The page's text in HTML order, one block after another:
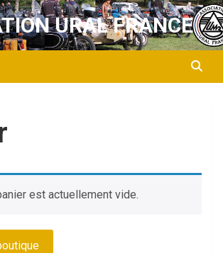
URAL FRANCE
est actuellement vide.